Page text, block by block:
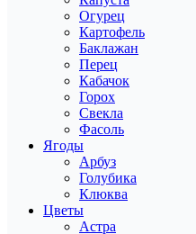
Огурец
Картофель
Баклажан
Перец
Кабачок
Горох
Свекла
Фасоль
Ягоды
Арбуз
Голубика
Клюква
Цветы
Астра